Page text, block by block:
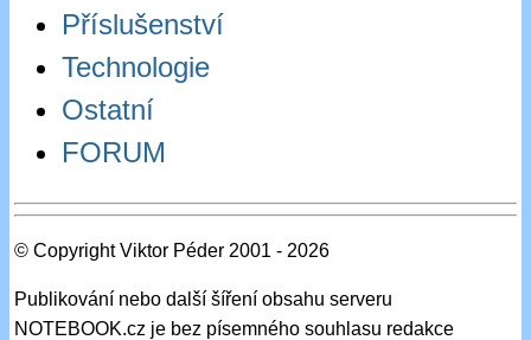
Příslušenství
Technologie
Ostatní
FORUM
© Copyright Viktor Péder 2001 - 2026
Publikování nebo další šíření obsahu serveru
NOTEBOOK.cz je bez písemného souhlasu redakce